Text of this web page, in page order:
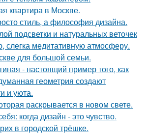
квартира в Москве.
стиль, а философия дизайна.
подсветки и натуральных веточек
слегка медитативную атмосферу.
для большой семьи.
- настоящий пример того, как
геометрия создают
и уюта.
раскрывается в новом свете.
когда дизайн - это чувство.
в городской трёшке.